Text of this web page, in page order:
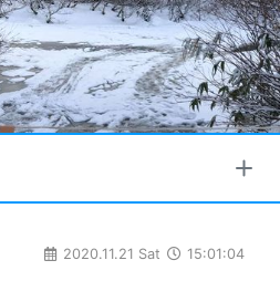
2020.11.21 Sat 15:01:04